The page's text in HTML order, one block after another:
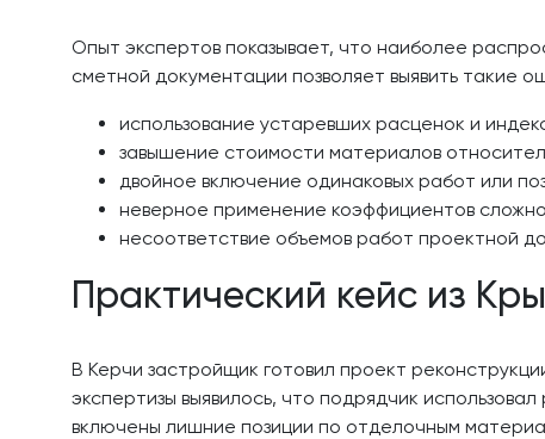
Опыт экспертов показывает, что наиболее
сметной документации позволяет выявить такие
использование устаревших расценок и
завышение стоимости материалов
двойное включение одинаковых работ или
неверное применение коэффициентов
несоответствие объемов работ проектной
Практический кейс из
В Керчи застройщик готовил проект
экспертизы выявилось, что подрядчик
включены лишние позиции по отделочным